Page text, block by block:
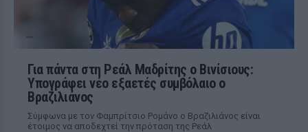
Για πάντα στη Ρεάλ Μαδρίτης ο Βινίσιους:
Υπογράφει νέο εξαετές συμβόλαιο ο
Βραζιλιάνος
Σύμφωνα με τον Φαμπρίτσιο Ρομάνο ο Βραζιλιάνος είναι
έτοιμος να αποδεχτεί την πρόταση της Ρεάλ